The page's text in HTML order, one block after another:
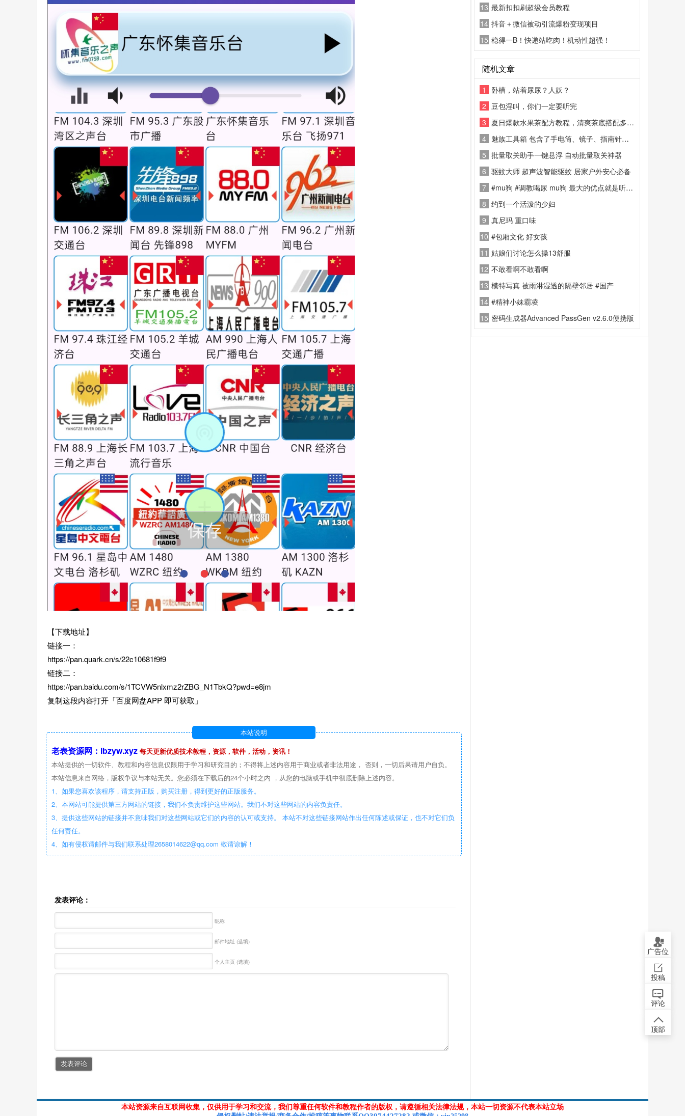
【下载地址】
链接一：
https://pan.quark.cn/s/22c10681f9f9
链接二：
https://pan.baidu.com/s/1TCVW5nlxmz2rZBG_N1TbkQ?pwd=e8jm
复制这段内容打开「百度网盘APP 即可获取」
本站说明
老表资源网：lbzyw.xyz 每天更新优质技术教程，资源，软件，活动，资讯！
本站提供的一切软件、教程和内容信息仅限用于学习和研究目的；不得将上述内容用于商业或者非法用途， 否则，一切后果请用户自负。
本站信息来自网络，版权争议与本站无关。您必须在下载后的24个小时之内 ，从您的电脑或手机中彻底删除上述内容。
1、如果您喜欢该程序，请支持正版，购买注册，得到更好的正版服务。
2、本网站可能提供第三方网站的链接，我们不负责维护这些网站。我们不对这些网站的内容负责任。
3、提供这些网站的链接并不意味我们对这些网站或它们的内容的认可或支持。 本站不对这些链接网站作出任何陈述或保证，也不对它们负
任何责任。
4、如有侵权请邮件与我们联系处理2658014622@qq.com 敬请谅解！
发表评论：
昵称
邮件地址 (选填)
个人主页 (选填)
13 最新扣扣刷超级会员教程
14 抖音＋微信被动引流爆粉变现项目
15 稳得一B！快递站吃肉！机动性超强！
随机文章
1
卧槽，站着尿尿？人妖？
2 豆包淫叫，你们一定要听完
3 夏日爆款水果茶配方教程，清爽茶底搭配多种水果风味
4 魅族工具箱 包含了手电筒、镜子、指南针、水平仪、测量尺、放大镜、随机事件、分贝仪，可以非常直观的使用，很清爽干净，生活中多多少少会用到，需要的自取。
5 批量取关助手一键悬浮 自动批量取关神器
6 驱蚊大师 超声波智能驱蚊 居家户外安心必备
7 #mu狗 #调教喝尿 mu狗 最大的优点就是听话，主人让干嘛就干嘛
8 约到一个活泼的少妇
9 真尼玛 重口味
10 #包厢文化 好女孩
11 姑娘们讨论怎么操13舒服
12 不敢看啊不敢看啊
13 模特写真 被雨淋湿透的隔壁邻居 #国产
14 #精神小妹霸凌
15 密码生成器Advanced PassGen v2.6.0便携版
本站资源来自互联网收集，仅供用于学习和交流，我们尊重任何软件和教程作者的版权，请遵循相关法律法规，本站一切资源不代表本站立场
广告位
投稿
评论
顶部